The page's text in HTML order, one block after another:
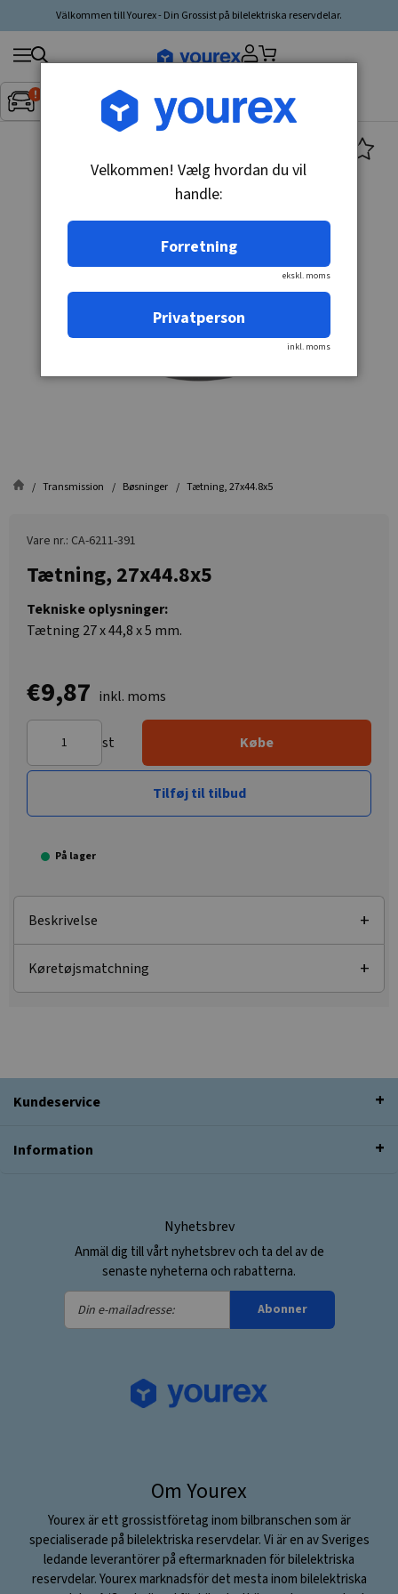
Välkommen till Yourex - Din Grossist på bilelektriska reservdelar.
Inget fordon valt▼
Søg
produkt,
producent,
Transmission Bøsninger Tætning, 27x44.8x5
Vare nr.: CA-6211-391
Tætning, 27x44.8x5
Tekniske oplysninger:
Tætning 27 x 44,8 x 5 mm.
€9,87 inkl. moms
st Købe
Tilføj til tilbud
På lager
Beskrivelse
Køretøjsmatchning
Kundeservice
Information
Nyhetsbrev
Anmäl dig till vårt nyhetsbrev och ta del av de
senaste nyheterna och rabatterna.
Din
e-
Abonner
Om Yourex
Yourex är ett grossistföretag inom bilbranschen som är
specialiserade på bilelektriska reservdelar. Vi är en av Sveriges
ledande leverantörer på eftermarknaden för bilelektriska
reservdelar. Yourex marknadsför det mesta inom bilelektriska
Velkommen! Vælg hvordan du vil
handle:
Forretning
ekskl. moms
Privatperson
inkl. moms